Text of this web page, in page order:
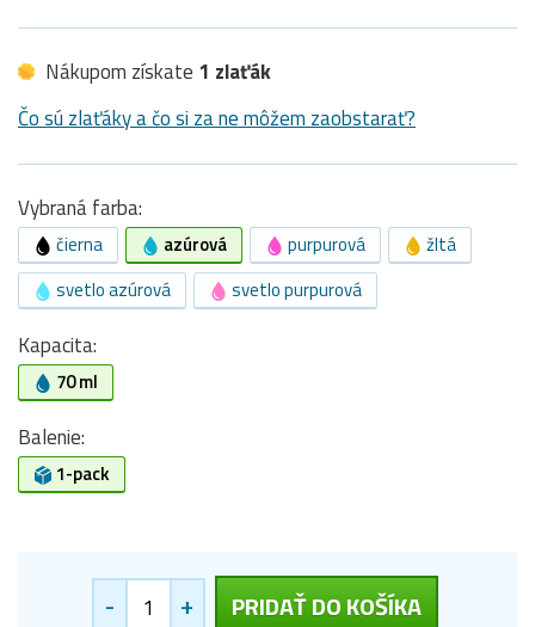
Nákupom získate 1 zlaťák
Čo sú zlaťáky a čo si za ne môžem zaobstarať?
Vybraná farba:
čierna azúrová purpurová
žltá
svetlo azúrová
svetlo purpurová
Kapacita:
70 ml
Balenie:
1-pack
- + PRIDAŤ DO KOŠÍKA